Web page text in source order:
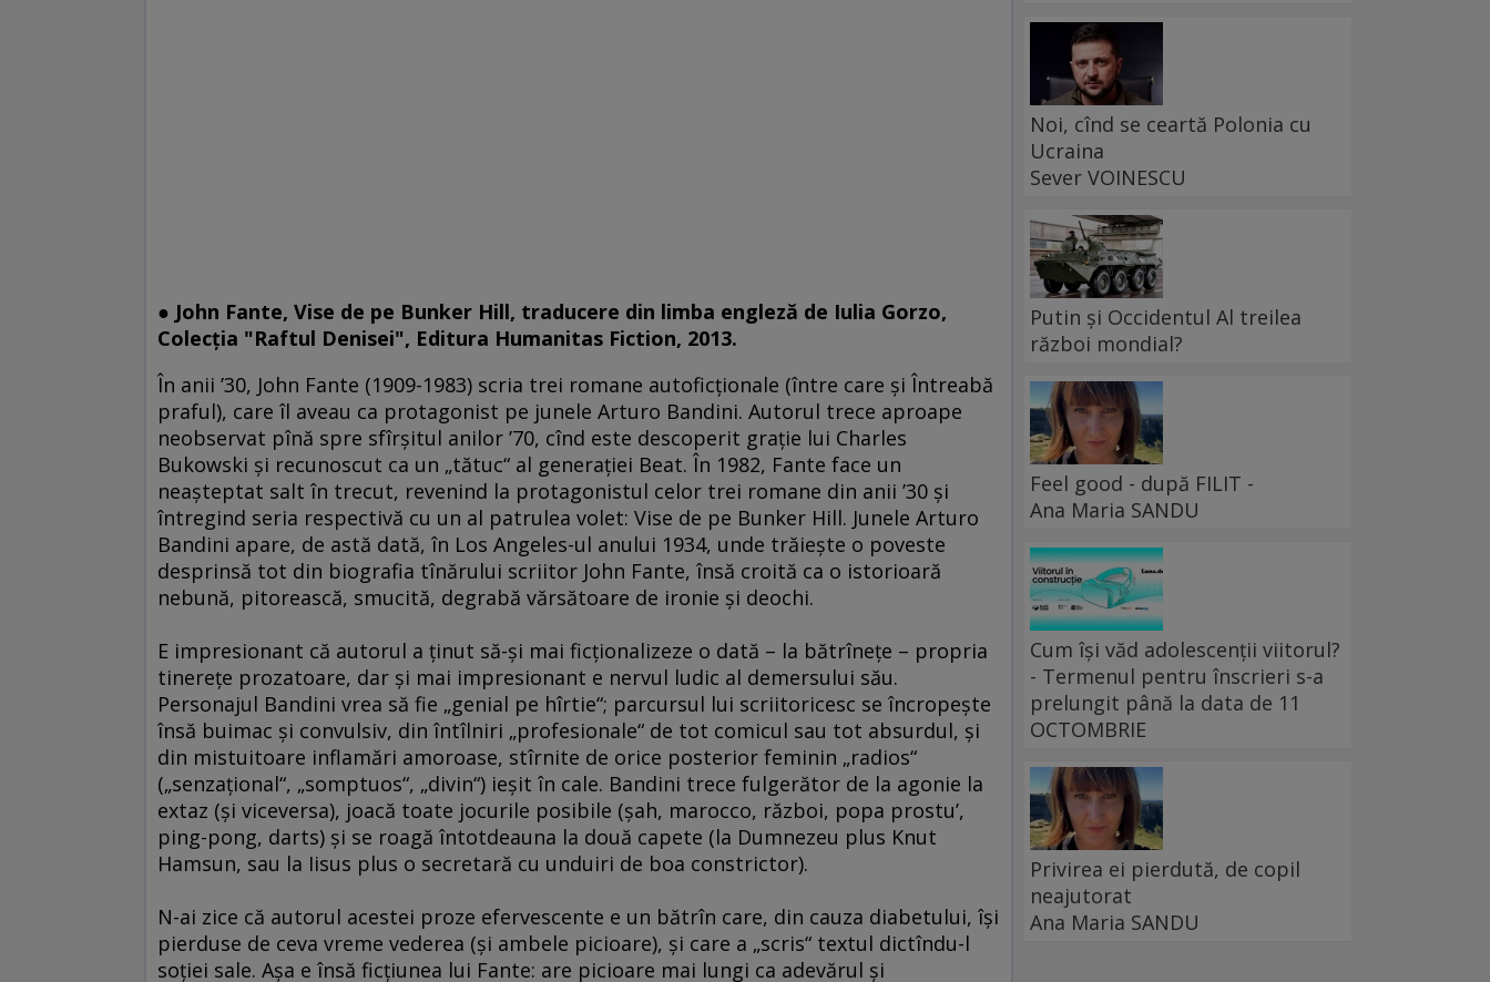
● John Fante, Vise de pe Bunker Hill, traducere din limba engleză de Iulia Gorzo,
Colecţia "Raftul Denisei", Editura Humanitas Fiction, 2013.
În anii ’30, John Fante (1909-1983) scria trei romane autoficţionale (între care şi Întreabă
praful), care îl aveau ca protagonist pe junele Arturo Bandini. Autorul trece aproape
neobservat pînă spre sfîrşitul anilor ’70, cînd este descoperit graţie lui Charles
Bukowski şi recunoscut ca un „tătuc“ al generaţiei Beat. În 1982, Fante face un
neaşteptat salt în trecut, revenind la protagonistul celor trei romane din anii ’30 şi
întregind seria respectivă cu un al patrulea volet: Vise de pe Bunker Hill. Junele Arturo
Bandini apare, de astă dată, în Los Angeles-ul anului 1934, unde trăieşte o poveste
desprinsă tot din biografia tînărului scriitor John Fante, însă croită ca o istorioară
nebună, pitorească, smucită, degrabă vărsătoare de ironie şi deochi.
E impresionant că autorul a ţinut să-şi mai ficţionalizeze o dată – la bătrîneţe – propria
tinereţe prozatoare, dar şi mai impresionant e nervul ludic al demersului său.
Personajul Bandini vrea să fie „genial pe hîrtie“; parcursul lui scriitoricesc se încropeşte
însă buimac şi convulsiv, din întîlniri „profesionale“ de tot comicul sau tot absurdul, şi
din mistuitoare inflamări amoroase, stîrnite de orice posterior feminin „radios“
(„senzaţional“, „somptuos“, „divin“) ieşit în cale. Bandini trece fulgerător de la agonie la
extaz (şi viceversa), joacă toate jocurile posibile (şah, marocco, război, popa prostu’,
ping-pong, darts) şi se roagă întotdeauna la două capete (la Dumnezeu plus Knut
Hamsun, sau la Iisus plus o secretară cu unduiri de boa constrictor).
N-ai zice că autorul acestei proze efervescente e un bătrîn care, din cauza diabetului, îşi
pierduse de ceva vreme vederea (şi ambele picioare), şi care a „scris“ textul dictîndu-l
soţiei sale. Aşa e însă ficţiunea lui Fante: are picioare mai lungi ca adevărul şi
Noi, cînd se ceartă Polonia cu
Ucraina
Sever VOINESCU
Putin și Occidentul Al treilea
război mondial?
Feel good - după FILIT -
Ana Maria SANDU
Cum își văd adolescenții viitorul?
- Termenul pentru înscrieri s-a
prelungit până la data de 11
OCTOMBRIE
Privirea ei pierdută, de copil
neajutorat
Ana Maria SANDU